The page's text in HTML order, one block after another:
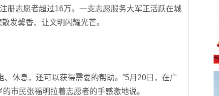
志愿者超过16万。一支志愿服务大军正活跃在城
发馨香、让文明闪耀光芒。
休息，还可以获得需要的帮助。”5月20日，在广
市民张福明拉着志愿者的手感激地说。